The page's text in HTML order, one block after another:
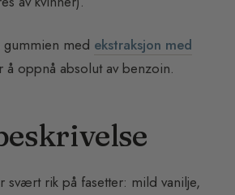
med ekstraksjon med
å oppnå absolut av benzoin.
svært rik på fasetter: mild vanilje,